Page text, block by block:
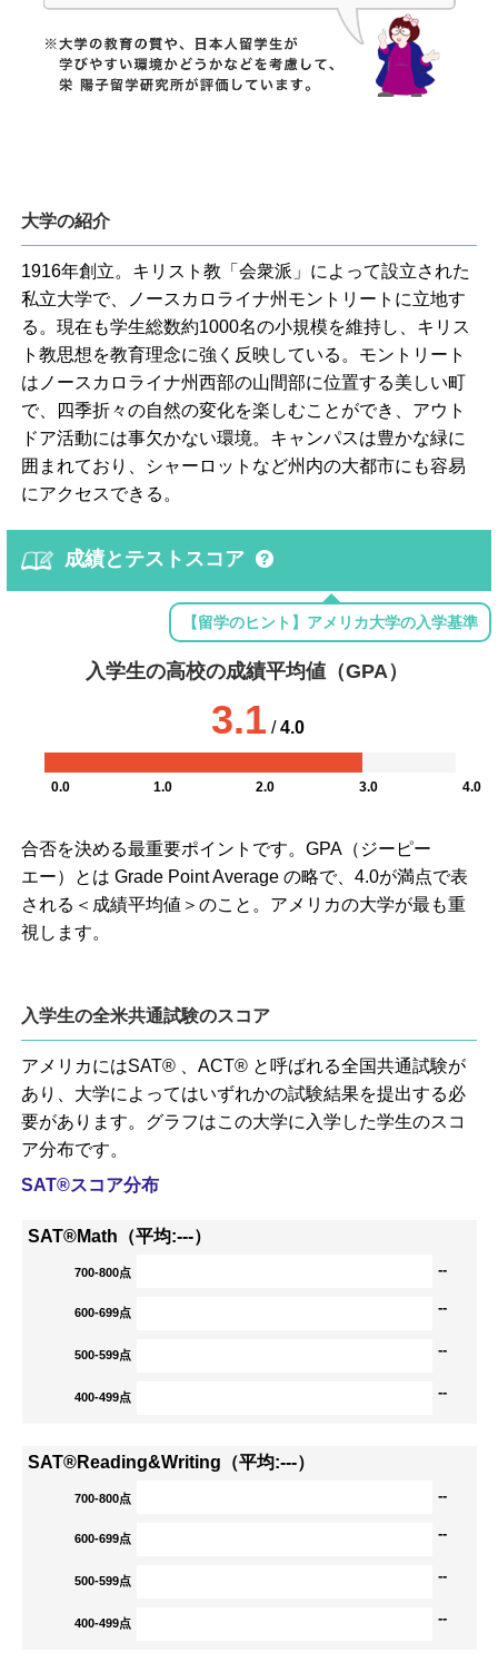
大学の紹介
1916年創立。キリスト教「会衆派」によって設立された
私立大学で、ノースカロライナ州モントリートに立地す
る。現在も学生総数約1000名の小規模を維持し、キリス
ト教思想を教育理念に強く反映している。モントリート
はノースカロライナ州西部の山間部に位置する美しい町
で、四季折々の自然の変化を楽しむことができ、アウト
ドア活動には事欠かない環境。キャンパスは豊かな緑に
囲まれており、シャーロットなど州内の大都市にも容易
にアクセスできる。
成績とテストスコア
【留学のヒント】アメリカ大学の入学基準
入学生の高校の成績平均値（GPA）
3.1 /4.0
0.0 1.0 2.0 3.0 4.0
合否を決める最重要ポイントです。GPA（ジーピー
エー）とは Grade Point Average の略で、4.0が満点で表
される＜成績平均値＞のこと。アメリカの大学が最も重
視します。
入学生の全米共通試験のスコア
アメリカにはSAT® 、ACT® と呼ばれる全国共通試験が
あり、大学によってはいずれかの試験結果を提出する必
要があります。グラフはこの大学に入学した学生のスコ
ア分布です。
SAT®スコア分布
SAT®Math（平均:---）
700-800点 --
600-699点 --
500-599点 --
400-499点 --
SAT®Reading&Writing（平均:---）
700-800点 --
600-699点 --
500-599点 --
400-499点 --